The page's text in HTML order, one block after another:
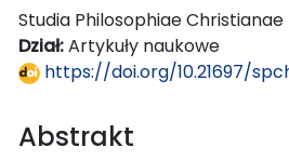
Studia Philosophiae Christianae
Dział:Artykuły naukowe
https://doi.org/10.21697/
Abstrakt